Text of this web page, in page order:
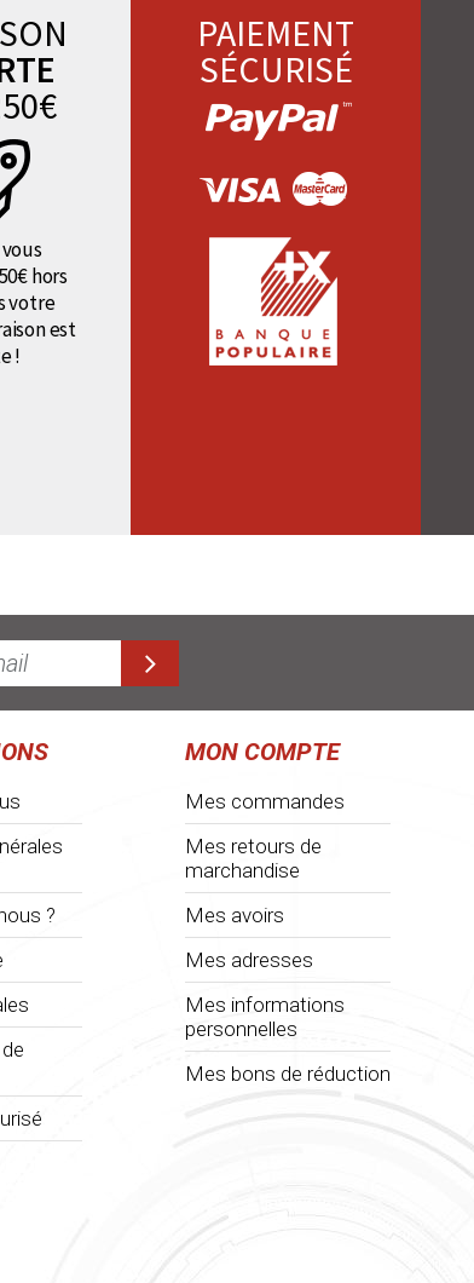
hors
votre
est
!
PAIEMENT
SÉCURISÉ
?
MON COMPTE
Mes commandes
Mes retours de
marchandise
Mes avoirs
Mes adresses
Mes informations
personnelles
Mes bons de réduction